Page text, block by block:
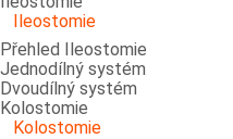
Ileostomie
Přehled Ileostomie
Jednodílný systém
Dvoudílný systém
Kolostomie
Kolostomie